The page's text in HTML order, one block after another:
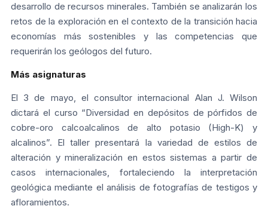
desarrollo de recursos minerales. También se analizarán los
retos de la exploración en el contexto de la transición hacia
economías más sostenibles y las competencias que
requerirán los geólogos del futuro.
Más asignaturas
El 3 de mayo, el consultor internacional Alan J. Wilson
dictará el curso “Diversidad en depósitos de pórfidos de
cobre-oro calcoalcalinos de alto potasio (High-K) y
alcalinos”. El taller presentará la variedad de estilos de
alteración y mineralización en estos sistemas a partir de
casos internacionales, fortaleciendo la interpretación
geológica mediante el análisis de fotografías de testigos y
afloramientos.